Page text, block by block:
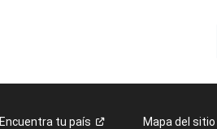
Encuentra tu país Mapa del sitio